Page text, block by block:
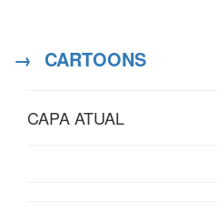
→ CARTOONS
CAPA ATUAL